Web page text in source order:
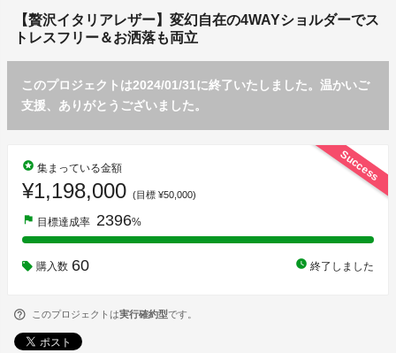
【贅沢イタリアレザー】変幻自在の4WAYショルダーでス
トレスフリー＆お洒落も両立
このプロジェクトは2024/01/31に終了いたしました。温かいご
支援、ありがとうございました。
Success
stars 集まっている金額
¥1,198,000 (目標 ¥50,000)
flag 目標達成率 2396%
購入数 60 watch_later 終了しました
このプロジェクトは実行確約型です。